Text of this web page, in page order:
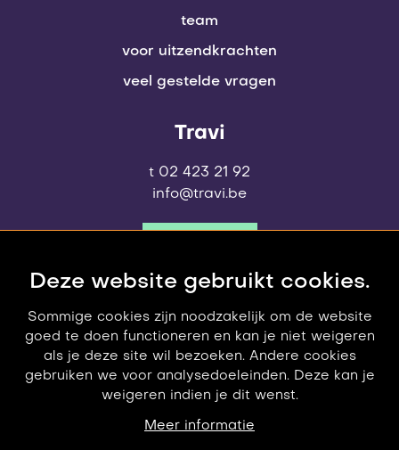
team
voor uitzendkrachten
veel gestelde vragen
Travi
t 02 423 21 92
info@travi.be
© 2006-2026 Travi privacy policy
Deze website gebruikt cookies.
Sommige cookies zijn noodzakelijk om de website
goed te doen functioneren en kan je niet weigeren
als je deze site wil bezoeken. Andere cookies
gebruiken we voor analysedoeleinden. Deze kan je
weigeren indien je dit wenst.
Meer informatie